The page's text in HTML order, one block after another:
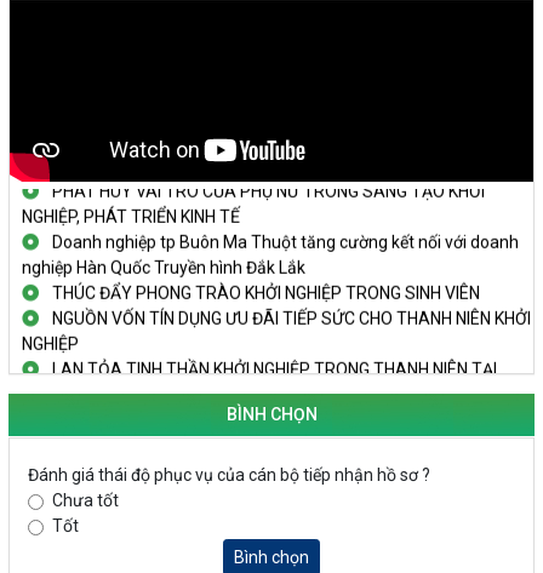
TẬP THỂ
PHÁT HUY VAI TRÒ CỦA PHỤ NỮ TRONG SÁNG TẠO KHỞI
NGHIỆP, PHÁT TRIỂN KINH TẾ
Doanh nghiệp tp Buôn Ma Thuột tăng cường kết nối với doanh
nghiệp Hàn Quốc Truyền hình Đắk Lắk
THÚC ĐẨY PHONG TRÀO KHỞI NGHIỆP TRONG SINH VIÊN
NGUỒN VỐN TÍN DỤNG ƯU ĐÃI TIẾP SỨC CHO THANH NIÊN KHỞI
NGHIỆP
LAN TỎA TINH THẦN KHỞI NGHIỆP TRONG THANH NIÊN TẠI
KHỞI NGHIỆP VỚI MÔ HÌNH NUÔI ỐC NHỒI
NHÌN LẠI HOẠT ĐỘNG KHỞI NGHIỆP ĐẮK LẮK GIAI ĐOẠN 2018-
KHAI MẠC TECHFEST 2024
TRAILER TECHFEST DAKLAK 2024 OK1
Đắk Lắk - Tiềm năng và cơ hội đầu tư ngày
BÌNH CHỌN
Đánh giá thái độ phục vụ của cán bộ tiếp nhận hồ sơ ?
Chưa tốt
Tốt
Bình chọn